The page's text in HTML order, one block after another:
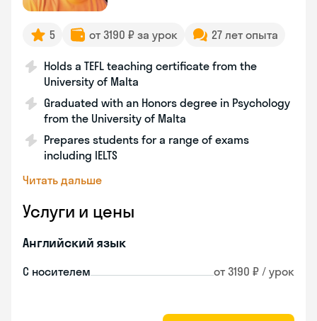
5 от 3190 ₽ за урок 27 лет опыта
Holds a TEFL teaching certificate from the
University of Malta
Graduated with an Honors degree in Psychology
from the University of Malta
Prepares students for a range of exams
including IELTS
Читать дальше
Услуги и цены
Английский язык
С носителем от 3190 ₽ / урок